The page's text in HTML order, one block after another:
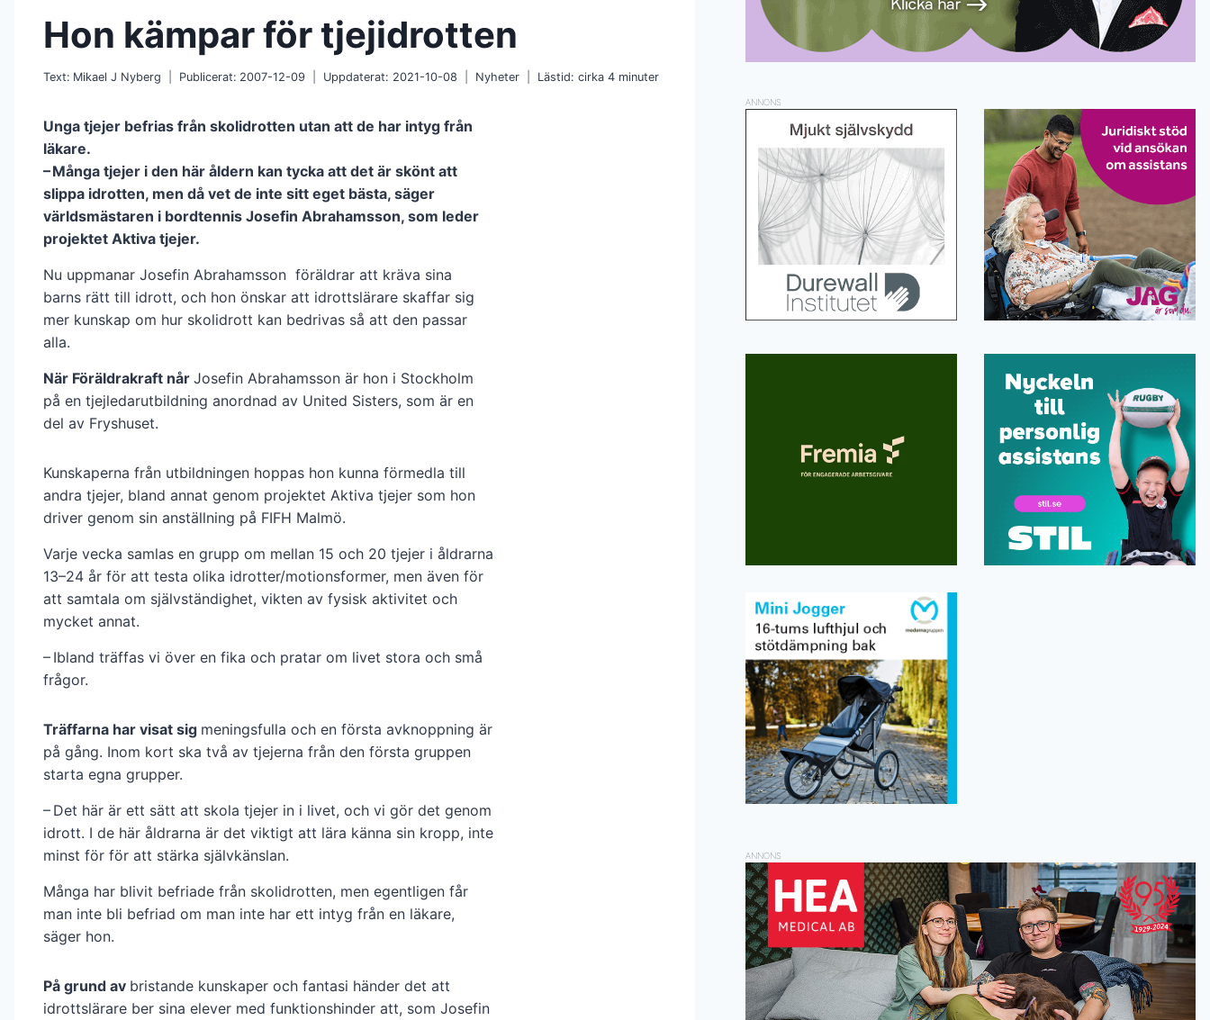
Hon kämpar för tjejidrotten
Text: Mikael J Nyberg Publicerat: 2007-12-09 Uppdaterat: 2021-10-08 Nyheter Lästid: cirka 4 minuter
Unga tjejer befrias från skolidrotten utan att de har intyg från
läkare.
– Många tjejer i den här åldern kan tycka att det är skönt att
slippa idrotten, men då vet de inte sitt eget bästa, säger
världsmästaren i bordtennis Josefin Abrahamsson, som leder
projektet Aktiva tjejer.
Nu uppmanar Josefin Abrahamsson föräldrar att kräva sina
barns rätt till idrott, och hon önskar att idrottslärare skaffar sig
mer kunskap om hur skol­idrott kan bedrivas så att den passar
alla.
När Föräldrakraft når Josefin Abra­hamsson är hon i Stockholm
på en tjejledarutbildning anordnad av United Sisters, som är en
del av Fryshuset.
Kunskaperna från utbildningen hoppas hon kunna förmedla till
andra tjejer, bland annat genom projektet Aktiva tjejer som hon
driver genom sin anställning på FIFH Malmö.
Varje vecka samlas en grupp om mellan 15 och 20 tjejer i åldrarna
13–24 år för att testa olika idrotter/motionsformer, men även för
att samtala om självständighet, vikten av fysisk aktivitet och
mycket annat.
– Ibland träffas vi över en fika och pratar om livet stora och små
frågor.
Träffarna har visat sig meningsfulla och en första avknoppning är
på gång. Inom kort ska två av tjejerna från den första gruppen
starta egna grupper.
– Det här är ett sätt att skola tjejer in i livet, och vi gör det genom
idrott. I de här åldrarna är det viktigt att lära känna sin kropp, inte
minst för för att stärka självkänslan.
Många har blivit befriade från skolidrotten, men egentligen får
man inte bli befriad om man inte har ett intyg från en läkare,
säger hon.
På grund av bristande kunskaper och fantasi händer det att
idrottslärare ber sina elever med funktionshinder att, som Josefin
ANNONS
ANNONS